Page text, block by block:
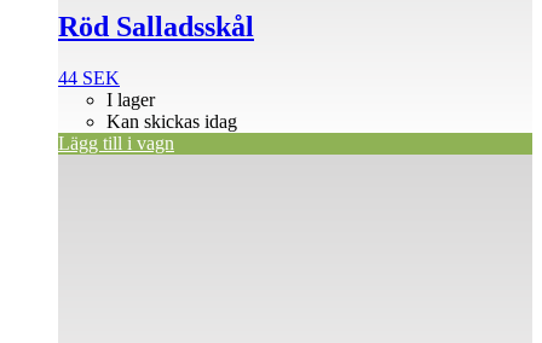
Röd Salladsskål
44 SEK
I lager
Kan skickas idag
Lägg till i vagn